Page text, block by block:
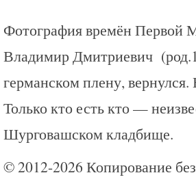
Фотография времён Первой
Владимир Дмитриевич
германском плену,
Только кто есть кто —
Шурговашском кладбище.
© 2012-2026 Копирование без